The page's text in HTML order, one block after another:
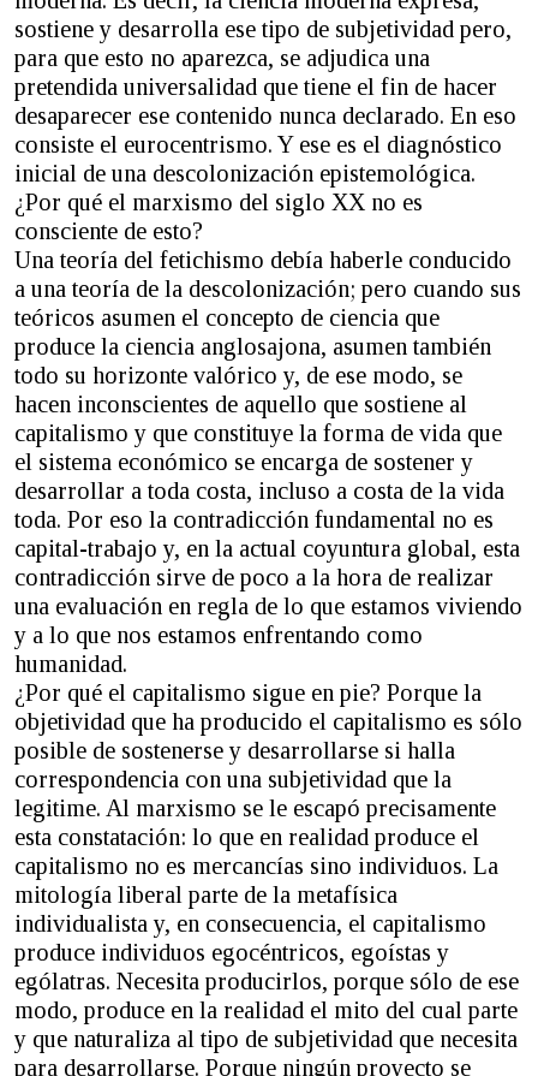
sostiene y desarrolla ese tipo de subjetividad pero,
para que esto no aparezca, se adjudica una
pretendida universalidad que tiene el fin de hacer
desaparecer ese contenido nunca declarado. En eso
consiste el eurocentrismo. Y ese es el diagnóstico
inicial de una descolonización epistemológica.
¿Por qué el marxismo del siglo XX no es
consciente de esto?
Una teoría del fetichismo debía haberle conducido
a una teoría de la descolonización; pero cuando sus
teóricos asumen el concepto de ciencia que
produce la ciencia anglosajona, asumen también
todo su horizonte valórico y, de ese modo, se
hacen inconscientes de aquello que sostiene al
capitalismo y que constituye la forma de vida que
el sistema económico se encarga de sostener y
desarrollar a toda costa, incluso a costa de la vida
toda. Por eso la contradicción fundamental no es
capital-trabajo y, en la actual coyuntura global, esta
contradicción sirve de poco a la hora de realizar
una evaluación en regla de lo que estamos viviendo
y a lo que nos estamos enfrentando como
humanidad.
¿Por qué el capitalismo sigue en pie? Porque la
objetividad que ha producido el capitalismo es sólo
posible de sostenerse y desarrollarse si halla
correspondencia con una subjetividad que la
legitime. Al marxismo se le escapó precisamente
esta constatación: lo que en realidad produce el
capitalismo no es mercancías sino individuos. La
mitología liberal parte de la metafísica
individualista y, en consecuencia, el capitalismo
produce individuos egocéntricos, egoístas y
ególatras. Necesita producirlos, porque sólo de ese
modo, produce en la realidad el mito del cual parte
y que naturaliza al tipo de subjetividad que necesita
para desarrollarse. Porque ningún proyecto se